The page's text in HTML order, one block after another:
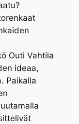
Outi Vahtila
ideaa,
Paikalla